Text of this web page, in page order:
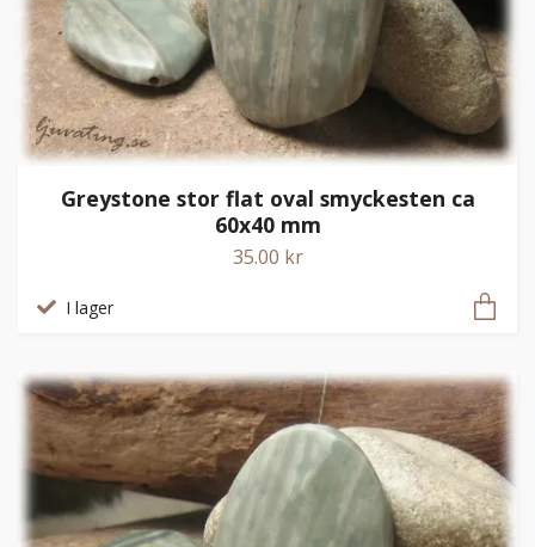
Greystone stor flat oval smyckesten ca
60x40 mm
35.00 kr
I lager